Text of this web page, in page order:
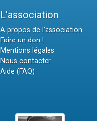
L'association
A propos de l'association
Faire un don !
Mentions légales
Nous contacter
Aide (FAQ)